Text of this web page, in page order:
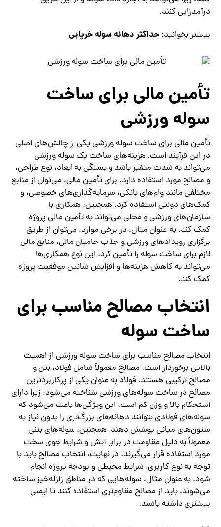
درآمدزایی کنند.
بیشتر بخوانید:حداکثر دهانه سوله خرپایی
تأمین مالی برای ساخت
سوله ورزشی
تأمین مالی برای ساخت سوله ورزشی یکی از چالش‌های اصلی
در این فرآیند است. هزینه‌های ساخت یک سوله ورزشی
می‌تواند به شدت متغیر باشد و بستگی به ابعاد، نوع طراحی،
و مصالح مورد استفاده دارد. برای تأمین مالی، می‌توان از منابع
مختلفی مانند وام‌های بانکی، سرمایه‌گذاری‌های خصوصی، و
کمک‌های دولتی استفاده کرد. همچنین، همکاری با
سازمان‌های ورزشی و محلی می‌تواند به تأمین مالی پروژه
کمک کند. به عنوان مثال، در برخی موارد، می‌توان از طریق
برگزاری رویدادهای ورزشی و جذب حامیان مالی، منابع مالی
لازم برای ساخت سوله را تأمین کرد. این نوع همکاری‌ها
می‌تواند به کاهش هزینه‌ها و افزایش شانس موفقیت پروژه
کمک کند.
انتخاب مصالح مناسب برای
ساخت سوله
انتخاب مصالح مناسب برای ساخت سوله ورزشی از اهمیت
بالایی برخوردار است. مصالح معمولاً شامل فولاد، بتن و
مصالح ترکیبی هستند. فولاد به عنوان یکی از پرکاربردترین
مصالح در ساخت سوله‌های ورزشی شناخته می‌شود، زیرا دارای
استحکام بالا و وزن کم است. این ویژگی‌ها باعث می‌شود که
سوله‌های فولادی بتوانند دهانه‌های بزرگ‌تری را بدون نیاز به
ستون‌های میانی پوشش دهند. همچنین، سوله‌های بتنی
معمولاً به دلیل مقاومت در برابر آتش و شرایط جوی سخت
مورد استفاده قرار می‌گیرند. در نهایت، انتخاب مصالح باید با
توجه به نوع کاربری، شرایط محیطی و بودجه پروژه انجام
شود. به عنوان مثال، سوله‌هایی که در مناطق زلزله‌خیز ساخته
می‌شوند، باید از مصالح مقاوم‌تری استفاده کنند تا ایمنی
بیشتری داشته باشند.